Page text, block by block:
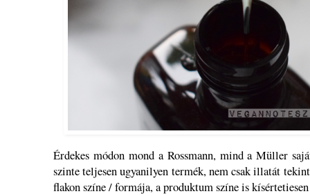
Érdekes módon mond a Rossmann, mind a Müller
szinte teljesen ugyanilyen termék, nem csak illatát
flakon színe / formája, a produktum színe is